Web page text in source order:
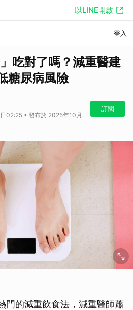
以LINE開啟
登入
吃對了嗎？減重醫建
糖尿病風險
02:25 • 發布於 2025年10月
訂閱
門的減重飲食法，減重醫師蕭